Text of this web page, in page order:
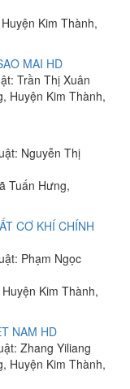
Kim Thành,
MAI HD
Trần Thị Xuân
Huyện Kim Thành,
Nguyễn Thị
Tuấn Hưng,
CƠ KHÍ CHÍNH
Phạm Ngọc
Kim Thành,
NAM HD
Zhang Yiliang
Huyện Kim Thành,